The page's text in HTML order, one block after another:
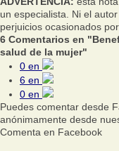
un especialista. Ni el
perjuicios ocasionados
6 Comentarios en
salud de la mujer"
0 en
6 en
0 en
Puedes comentar desde
anónimamente desde
Comenta en Facebook